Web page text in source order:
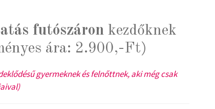
futószáron kezdőknek
ára: 2.900,-Ft)
gyermeknek és felnőttnek, aki még csak